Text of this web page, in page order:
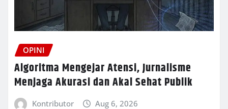
OPINI
Algoritma Mengejar Atensi, Jurnalisme
Menjaga Akurasi dan Akal Sehat Publik
Kontributor Aug 6, 2026